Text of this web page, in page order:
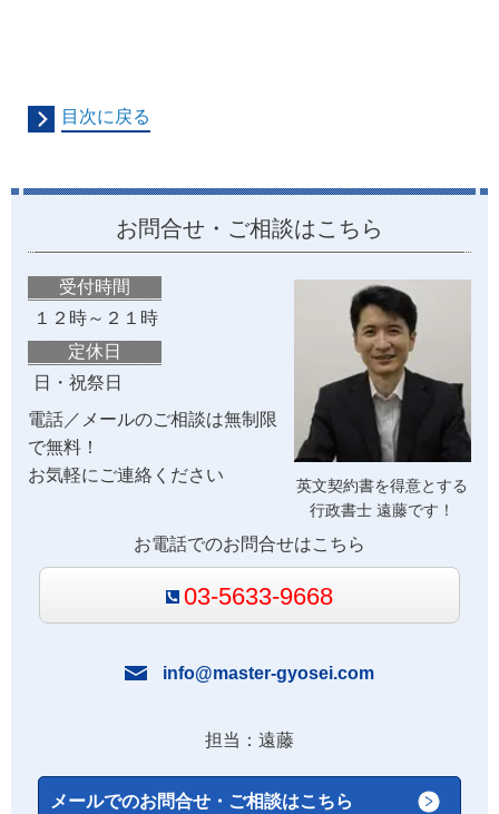
目次に戻る
お問合せ・ご相談はこちら
英文契約書を得意とする
行政書士 遠藤です！
受付時間
１２時～２１時
定休日
日・祝祭日
電話／メールのご相談は無制限
で無料！
お気軽にご連絡ください
お電話でのお問合せはこちら
03-5633-9668
info@master-gyosei.com
担当：遠藤
メールでのお問合せ・ご相談はこちら